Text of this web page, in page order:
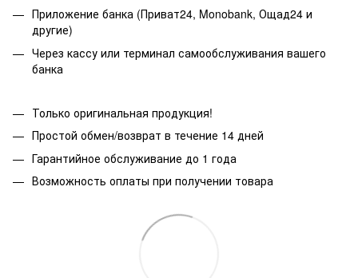
Приложение банка (Приват24, Monobank, Ощад24 и
другие)
Через кассу или терминал самообслуживания вашего
банка
Только оригинальная продукция!
Простой обмен/возврат в течение 14 дней
Гарантийное обслуживание до 1 года
Возможность оплаты при получении товара